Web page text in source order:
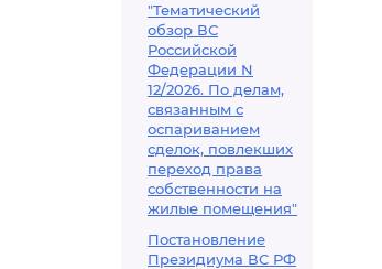
"Тематический
обзор ВС
Российской
Федерации N
12/2026. По делам,
связанным с
оспариванием
сделок, повлекших
переход права
собственности на
жилые помещения"
Постановление
Президиума ВС РФ